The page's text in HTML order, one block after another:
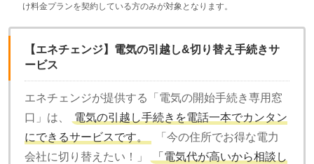
け料金プランを契約している方のみが対象となります。
【エネチェンジ】電気の引越し&切り替え手続きサ
ービス
エネチェンジが提供する「電気の開始手続き専用窓
口」は、
電気の引越し手続きを電話一本でカンタン
にできるサービスです。
「今の住所でお得な電力
会社に切り替えたい！」
「電気代が高いから相談し